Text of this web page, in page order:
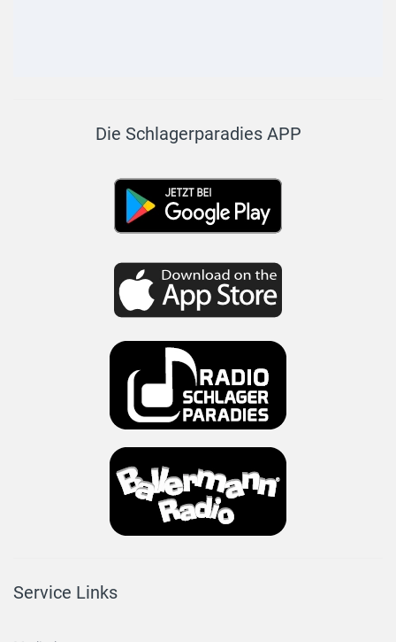
Die Schlagerparadies APP
Service Links